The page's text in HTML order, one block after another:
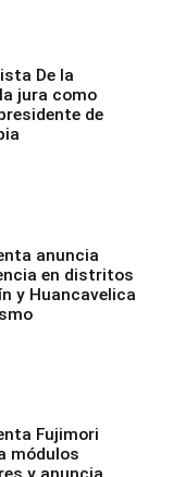
De la
jura como
de
anuncia
en distritos
y Huancavelica
Fujimori
módulos